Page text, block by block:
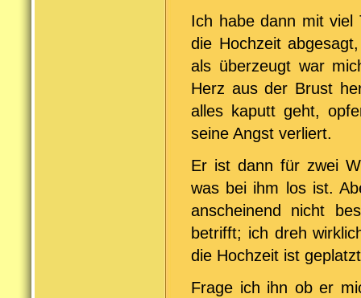
Ich habe dann mit viel
die Hochzeit
als überzeugt war
Herz aus der Brust
alles kaputt geht,
seine Angst verliert.
Er ist dann für zwei
was bei ihm los ist.
anscheinend nicht
betrifft; ich dreh
die Hochzeit ist
Frage ich ihn ob er